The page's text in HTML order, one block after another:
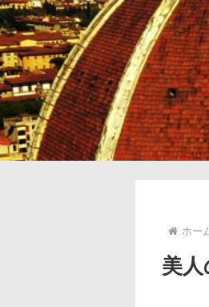
ホー
美人